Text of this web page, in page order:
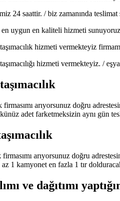
24 saattir. / biz zamanında
en uygun en kaliteli hizmeti
hizmeti vermekteyiz
hizmeti vermekteyiz. /
firmasımı arıyorsunuz doğru
adet farketmeksizin aynı gün
firmasımı arıyorsunuz doğru
az 1 kamyonet en fazla 1 tır
ve dağıtımı